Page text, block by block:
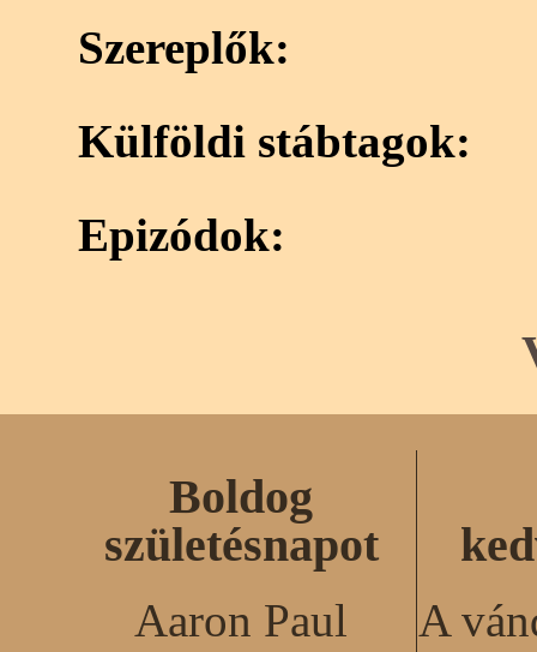
Szereplők:
Külföldi stábtagok:
Epizódok:
Boldog
születésnapot
Aaron Paul
A